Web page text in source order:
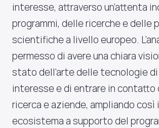
interesse, attraverso un’attenta
programmi, delle ricerche e delle
scientifiche a livello europeo.
permesso di avere una chiara
stato dell’arte delle tecnologie
interesse e di entrare in contatto
ricerca e aziende, ampliando così
ecosistema a supporto del